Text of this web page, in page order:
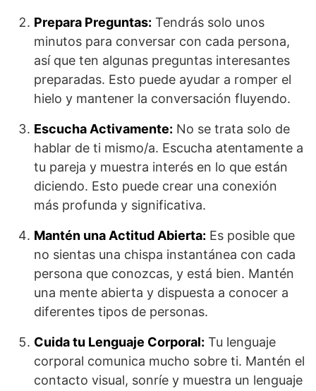
Prepara Preguntas: Tendrás solo unos
minutos para conversar con cada persona,
así que ten algunas preguntas interesantes
preparadas. Esto puede ayudar a romper el
hielo y mantener la conversación fluyendo.
Escucha Activamente: No se trata solo de
hablar de ti mismo/a. Escucha atentamente a
tu pareja y muestra interés en lo que están
diciendo. Esto puede crear una conexión
más profunda y significativa.
Mantén una Actitud Abierta: Es posible que
no sientas una chispa instantánea con cada
persona que conozcas, y está bien. Mantén
una mente abierta y dispuesta a conocer a
diferentes tipos de personas.
Cuida tu Lenguaje Corporal: Tu lenguaje
corporal comunica mucho sobre ti. Mantén el
contacto visual, sonríe y muestra un lenguaje